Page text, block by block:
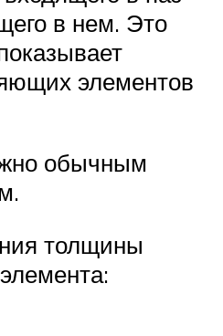
в нем. Это
элементов
обычным
толщины